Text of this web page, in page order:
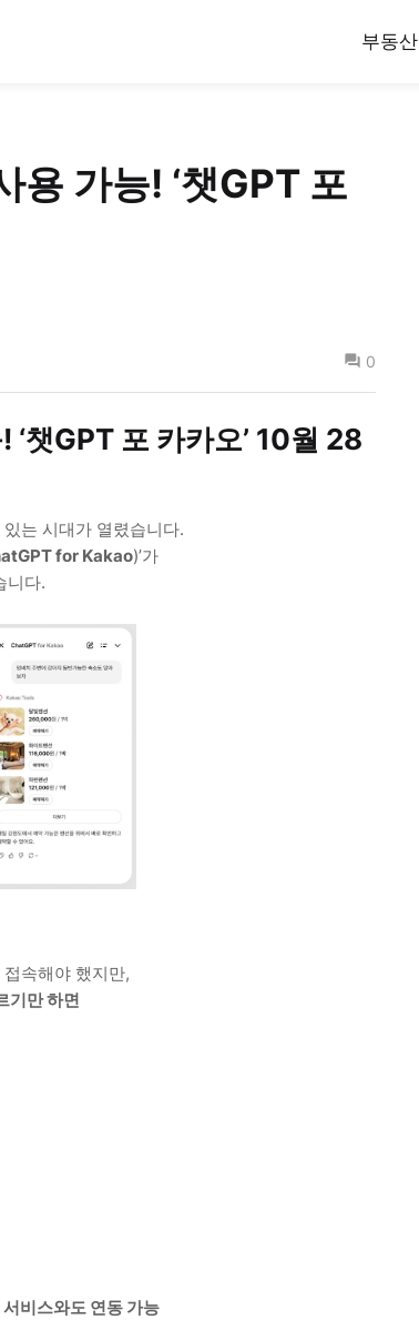
부동산
용 가능! ‘챗GPT 포
0
챗GPT 포 카카오’ 10월 28
는 시대가 열렸습니다.
for Kakao)’가
니다.
속해야 했지만,
기만 하면
비스와도 연동 가능